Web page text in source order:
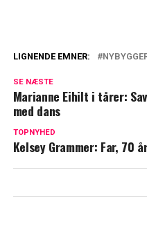
'Nybyggerne':
siden hun selv
ikke været
LIGNENDE EMNER:
SE NÆSTE
Marianne Eihilt i tårer:
med dans
TOPNYHED
Kelsey Grammer: Far, 70